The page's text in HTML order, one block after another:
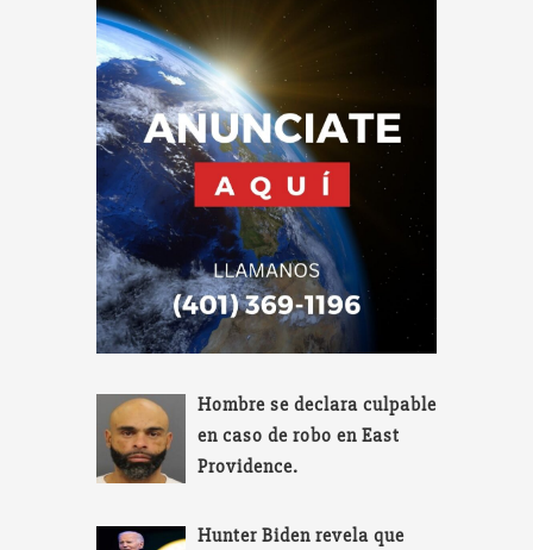
Hombre se declara culpable
en caso de robo en East
Providence.
Hunter Biden revela que